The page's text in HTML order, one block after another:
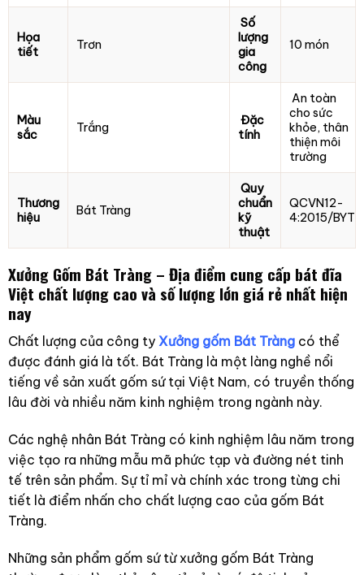
Họa
tiết
Trơn
Số
lượng
gia
công
10 món
Màu
sắc
Trắng
Đặc
tính
An toàn
cho sức
khỏe, thân
thiện môi
trường
Thương
hiệu
Bát Tràng
Quy
chuẩn
kỹ
thuật
QCVN12-
4:2015/BYT
Xưởng Gốm Bát Tràng – Địa điểm cung cấp bát đĩa
Việt chất lượng cao và số lượng lớn giá rẻ nhất hiện
nay
Chất lượng của công ty Xưởng gốm Bát Tràngcó thể
được đánh giá là tốt. Bát Tràng là một làng nghề nổi
tiếng về sản xuất gốm sứ tại Việt Nam, có truyền thống
lâu đời và nhiều năm kinh nghiệm trong ngành này.
Các nghệ nhân Bát Tràng có kinh nghiệm lâu năm trong
việc tạo ra những mẫu mã phức tạp và đường nét tinh
tế trên sản phẩm. Sự tỉ mỉ và chính xác trong từng chi
tiết là điểm nhấn cho chất lượng cao của gốm Bát
Tràng.
Những sản phẩm gốm sứ từ xưởng gốm Bát Tràng